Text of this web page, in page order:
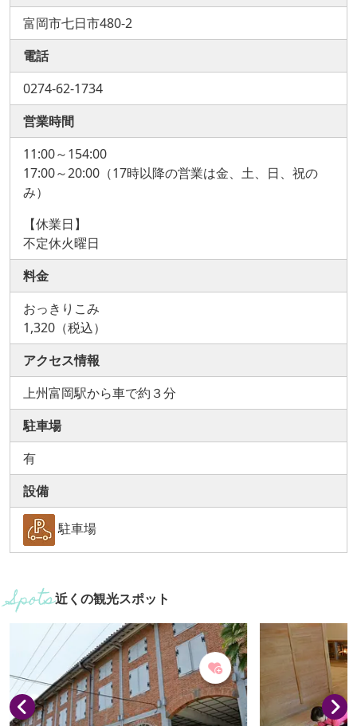
富岡市七日市480-2
電話
0274-62-1734
営業時間
11:00～154:00
17:00～20:00（17時以降の営業は金、土、日、祝の
み）
【休業日】
不定休火曜日
料金
おっきりこみ
1,320（税込）
アクセス情報
上州富岡駅から車で約３分
駐車場
有
設備
駐車場
近くの観光スポット